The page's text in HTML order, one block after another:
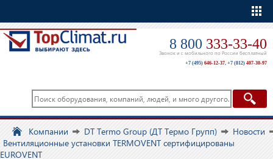
8 800 333-33-40
Звонок и с мобильного по России бесплатный
+7 (495) 646-12-37, +7 (812) 407-30-97
Компании DT Termo Group (ДТ Термо Групп)
Новости
Вентиляционные установки TERMOVENT сертифицированы
EUROVENT